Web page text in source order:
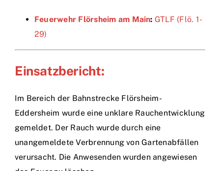
Feuerwehr Flörsheim am Main: GTLF (Flö. 1-
29)
Einsatzbericht:
Im Bereich der Bahnstrecke Flörsheim-
Eddersheim wurde eine unklare Rauchentwicklung
gemeldet. Der Rauch wurde durch eine
unangemeldete Verbrennung von Gartenabfällen
verursacht. Die Anwesenden wurden angewiesen